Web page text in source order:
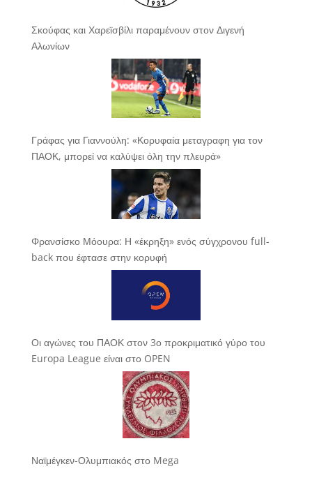
Σκούφας και Χαρεϊσβίλι παραμένουν στον Διγενή
Αλωνίων
Γράφας για Γιαννούλη: «Κορυφαία μεταγραφη για τον
ΠΑΟΚ, μπορεί να καλύψει όλη την πλευρά»
Φρανσίσκο Μόουρα: Η «έκρηξη» ενός σύγχρονου full-
back που έφτασε στην κορυφή
Οι αγώνες του ΠΑΟΚ στον 3ο προκριματικό γύρο του
Europa League είναι στο OPEN
Ναϊμέγκεν-Ολυμπιακός στο Mega